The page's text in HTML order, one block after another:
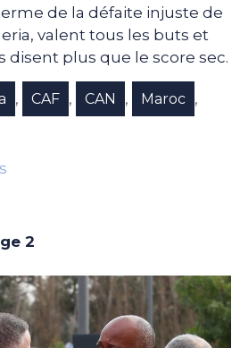
de la défaite injuste de
valent tous les buts et
disent plus que le score sec.
, CAF , CAN , Maroc ,
2